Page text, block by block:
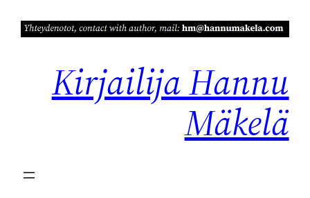
sisältöön
Kirjailija Hannu
Mäkelä